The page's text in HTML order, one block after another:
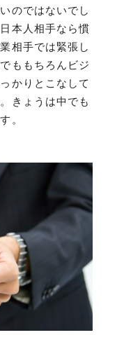
のではないでし
本人相手なら慣
相手では緊張し
ももちろんビジ
かりとこなして
きょうは中でも
す。